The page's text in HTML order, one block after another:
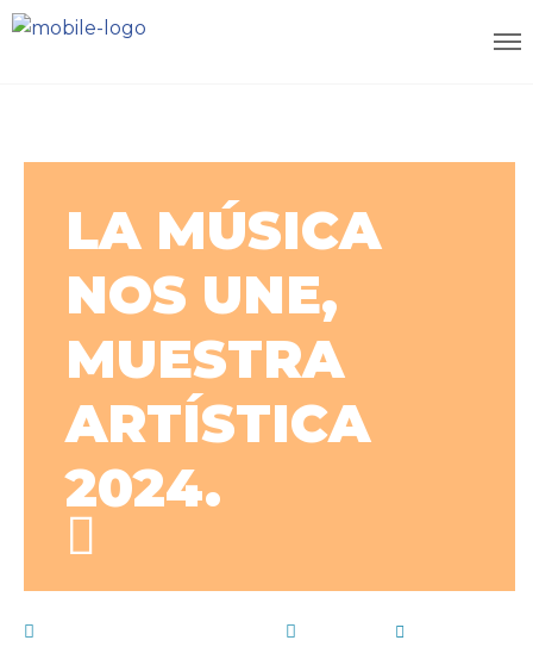
LA MÚSICA
NOS UNE,
MUESTRA
ARTÍSTICA
2024.